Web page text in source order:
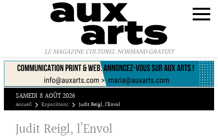
LE MAGAZINE CULTUREL NORMAND GRATUIT
SAMEDI 8 AOÛT 2026
Accueil Expositions Judit Reigl, l’Envol
Judit Reigl, l’Envol
Panneau de gestion des cookies